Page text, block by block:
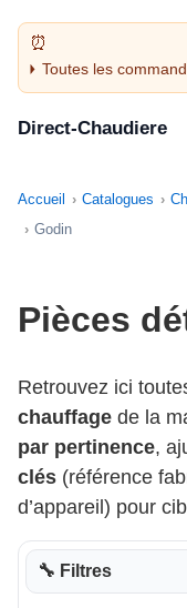
Toutes les
avant 14H sont
Direct-Chaudiere
Accueil Catalogues
Godin
Pièces
Retrouvez ici
chauffage de la
par pertinence,
clés (référence
d’appareil) pour
🔧 Filtres